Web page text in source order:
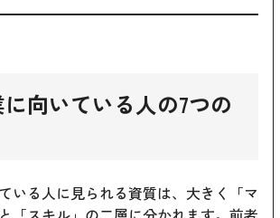
向いている人の7つの
いる人に見られる資質は、大きく「マ